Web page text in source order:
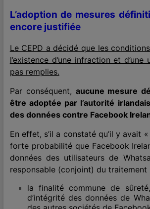
L’adoption de mesures
encore justifiée
Le CEPD a décidé que les
l’existence d’une infraction et d’une
pas remplies.
Par conséquent, aucune mesure
être adoptée par l’autorité
des données contre Facebook
En effet, s’il a constaté qu’il y avait
forte probabilité que Facebook
données des utilisateurs de
responsable (conjoint) du traitement
la finalité commune de
d’intégrité des données de